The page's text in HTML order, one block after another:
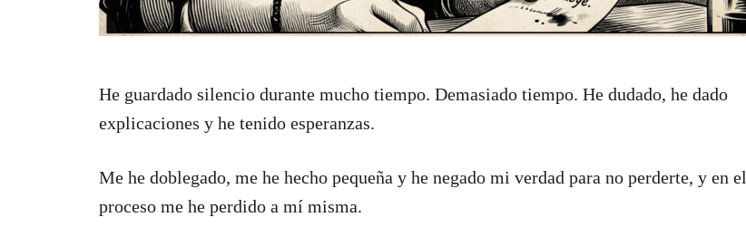
He guardado silencio durante mucho tiempo. Demasiado tiempo. He dudado, he dado
explicaciones y he tenido esperanzas.
Me he doblegado, me he hecho pequeña y he negado mi verdad para no perderte, y en el
proceso me he perdido a mí misma.